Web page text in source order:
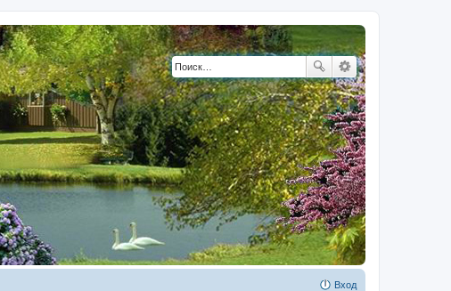
Вход